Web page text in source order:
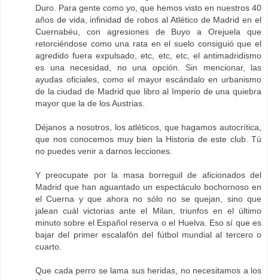
Duro. Para gente como yo, que hemos visto en nuestros 40
años de vida, infinidad de robos al Atlético de Madrid en el
Cuernabéu, con agresiones de Buyo a Orejuela que
retorciéndose como una rata en el suelo consiguió que el
agredido fuera expulsado, etc, etc, etc, el antimadridismo
es una necesidad, no una opción. Sin mencionar, las
ayudas oficiales, como el mayor escándalo en urbanismo
de la ciudad de Madrid que libro al Imperio de una quiebra
mayor que la de los Austrias.
Déjanos a nosotros, los atléticos, que hagamos autocrítica,
que nos conocemos muy bien la Historia de este club. Tú
no puedes venir a darnos lecciones.
Y preocupate por la masa borreguil de aficionados del
Madrid que han aguantado un espectáculo bochornoso en
el Cuerna y que ahora no sólo no se quejan, sino que
jalean cuál victorias ante el Milan, triunfos en el último
minuto sobre el Español reserva o el Huelva. Eso sí que es
bajar del primer escalafón del fútbol mundial al tercero o
cuarto.
Que cada perro se lama sus heridas, no necesitamos a los